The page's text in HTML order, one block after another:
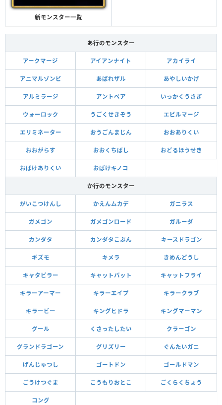
新モンスター一覧
あ行のモンスター
アークマージ アイアンナイト アカイライ
アニマルゾンビ あばれザル あやしいかげ
アルミラージ アントべア いっかくうさぎ
ウォーロック うごくせきぞう エビルマージ
エリミネーター おうごんまじん おおありくい
おおがらす おおくちばし おどるほうせき
おばけありくい おばけキノコ
か行のモンスター
がいこつけんし かえんムカデ ガニラス
ガメゴン ガメゴンロード ガルーダ
カンダタ カンダタこぶん キースドラゴン
ギズモ キメラ きめんどうし
キャタピラー キャットバット キャットフライ
キラーアーマー キラーエイプ キラークラブ
キラービー キングヒドラ キングマーマン
グール くさったしたい クラーゴン
グランドラゴーン グリズリー ぐんたいガニ
げんじゅつし ゴートドン ゴールドマン
ごうけつぐま こうもりおとこ ごくらくちょう
コング